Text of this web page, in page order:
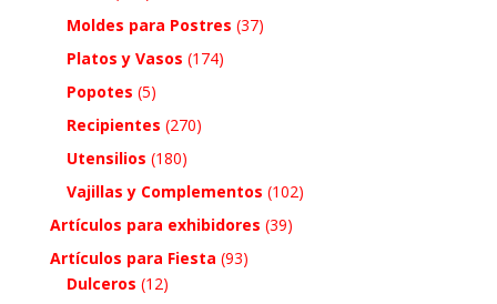
Moldes para Postres (37)
Platos y Vasos (174)
Popotes (5)
Recipientes (270)
Utensilios (180)
Vajillas y Complementos (102)
Artículos para exhibidores (39)
Artículos para Fiesta (93)
Dulceros (12)